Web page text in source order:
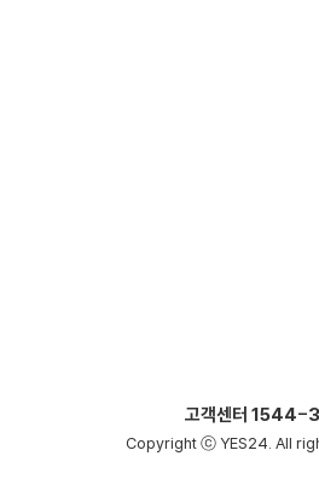
고객센터 1544-
Copyright ⓒ YES24. All